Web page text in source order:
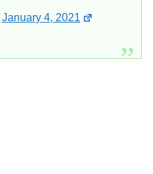
January 4, 2021